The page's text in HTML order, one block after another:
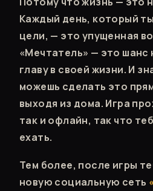
Каждый день, который
цели, — это упущенная
«Мечтатель» — это шанс
главу в своей жизни. И
можешь сделать это
выходя из дома. Игра
так и офлайн, так что
ехать.
Тем более, после игры
новую социальную сеть